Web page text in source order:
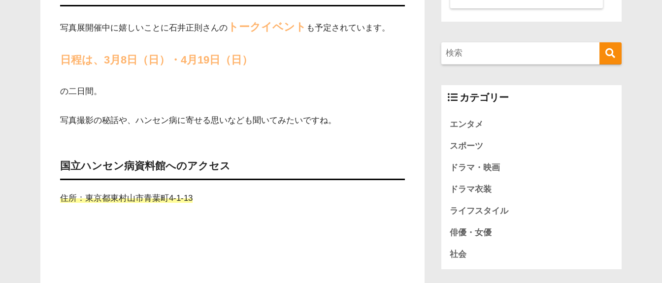
写真展開催中に嬉しいことに石井正則さんの トークイベント も予定されています。
日程は、3月8日（日）・4月19日（日）
の二日間。
写真撮影の秘話や、ハンセン病に寄せる思いなども聞いてみたいですね。
国立ハンセン病資料館へのアクセス
住所：東京都東村山市青葉町4-1-13
カテゴリー
エンタメ
スポーツ
ドラマ・映画
ドラマ衣装
ライフスタイル
俳優・女優
社会